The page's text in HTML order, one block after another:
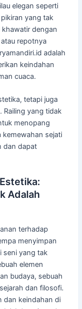
elegan seperti
yang tak
khawatir dengan
repotnya
adalah
keindahan
cuaca.
tetapi juga
Railing yang tidak
menopang
kemewahan sejati
dan dapat
Adalah
terhadap
menyimpan
seni yang tak
elemen
budaya, sebuah
dan filosofi.
dan keindahan di